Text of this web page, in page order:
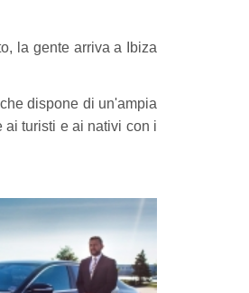
la gente arriva a Ibiza
dispone di un'ampia
ai turisti e ai nativi con i